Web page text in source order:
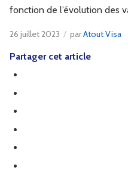
fonction de l’évolution des
26 juillet 2023 / parAtout Visa
Partager cet article